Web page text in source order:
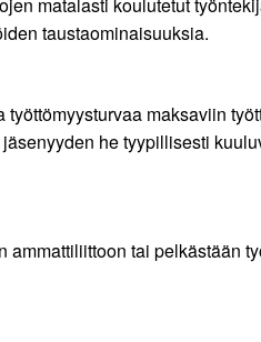
matalasti koulutetut
taustaominaisuuksia.
maksaviin
he tyypillisesti
tai pelkästään